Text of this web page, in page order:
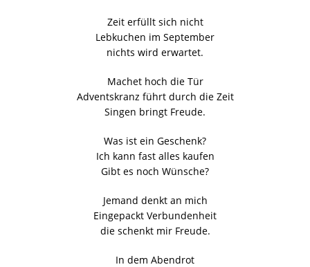
Zeit erfüllt sich nicht
Lebkuchen im September
nichts wird erwartet.
Machet hoch die Tür
Adventskranz führt durch die Zeit
Singen bringt Freude.
Was ist ein Geschenk?
Ich kann fast alles kaufen
Gibt es noch Wünsche?
Jemand denkt an mich
Eingepackt Verbundenheit
die schenkt mir Freude.
In dem Abendrot